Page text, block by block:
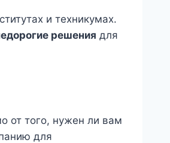
и техникумах.
решения для
от того, нужен ли вам
для